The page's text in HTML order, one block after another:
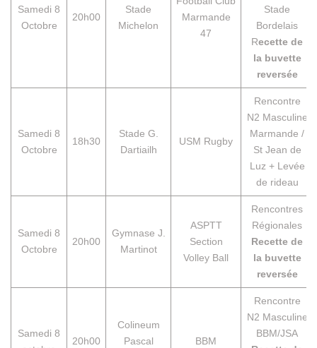
Samedi 8
Octobre
20h00
Stade
Michelon
Marmande
47
Stade
Bordelais
Recette de
la buvette
reversée
Samedi 8
Octobre
18h30
Stade G.
Dartiailh
USM Rugby
Rencontre
N2 Masculine
Marmande /
St Jean de
Luz + Levée
de rideau
Samedi 8
Octobre
20h00
Gymnase J.
Martinot
ASPTT
Section
Volley Ball
Rencontres
Régionales
Recette de
la buvette
reversée
Samedi 8
20h00
Colineum
Pascal
BBM
Rencontre
N2 Masculine
BBM/JSA